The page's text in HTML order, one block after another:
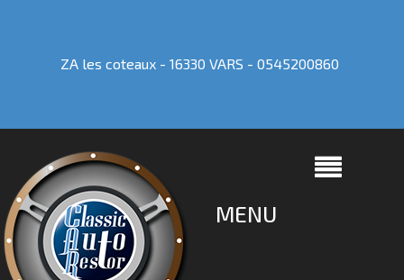
ZA les coteaux - 16330 VARS -0545200860
MENU